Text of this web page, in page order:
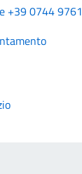
+39 0744 9761